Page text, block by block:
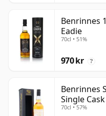
Benrinnes
Eadie
70cl • 51%
970 kr ?
Benrinnes
Single
gammal
70cl • 57%